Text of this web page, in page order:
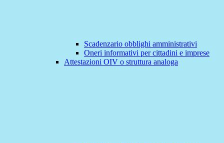
Scadenzario obblighi amministrativi
Oneri informativi per cittadini e imprese
Attestazioni OIV o struttura analoga